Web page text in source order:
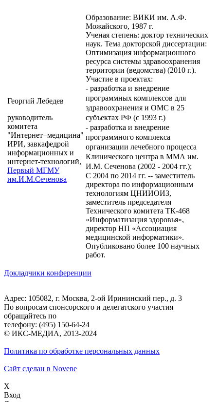
Георгий Лебедев
руководитель
комитета
"Интернет+медицина"
ИРИ, завкафедрой
информационных и
интернет-технологий,
Первый МГМУ
им.И.М.Сеченова
Образование: ВИКИ им. А.Ф.
Можайского, 1987 г.
Ученая степень: доктор технических
наук. Тема докторской диссертации:
Оптимизация информационного
ресурса системы здравоохранения
территории (ведомства) (2010 г.).
Участие в проектах:
- разработка и внедрение
программных комплексов для
здравоохранения и ОМС в 25
субъектах РФ (с 1993 г.)
- разработка и внедрение
программного комплекса
организации лечебного процесса
Клинического центра в ММА им.
И.М. Сеченова (2002 - 2004 гг.);
С 2004 по 2014 гг. -- заместитель
директора по информационным
технологиям ЦНИИОИЗ,
заместитель председателя
Технического комитета ТК-468
«Информатизация здоровья»,
директор НП «Ассоциация
медицинской информатики».
Опубликовано более 100 научных
работ.
Докладчики конференции
Адрес: 105082, г. Москва, 2-ой Ирининский пер., д. 3
По вопросам спонсорского и делегатского участия
обращайтесь по
телефону: (495) 150-64-24
© ИКС-МЕДИА, 2013-2024
Политика по обработке персональных данных
Сайт сделан в Novene
X
Вход